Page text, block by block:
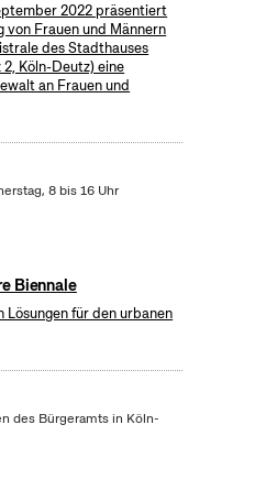
2022 präsentiert
Frauen und Männern
des Stadthauses
Köln-Deutz) eine
an Frauen und
8 bis 16 Uhr
Biennale
Lösungen für den urbanen
des Bürgeramts in Köln-